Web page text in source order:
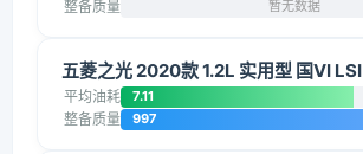
整备质量 暂无数据
五菱之光 2020款 1.2L 实用型 国VI LSI
平均油耗 7.11
整备质量 997